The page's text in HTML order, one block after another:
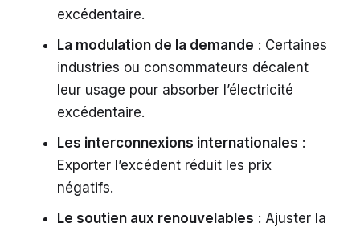
excédentaire.
La modulation de la demande : Certaines
industries ou consommateurs décalent
leur usage pour absorber l’électricité
excédentaire.
Les interconnexions internationales :
Exporter l’excédent réduit les prix
négatifs.
Le soutien aux renouvelables : Ajuster la